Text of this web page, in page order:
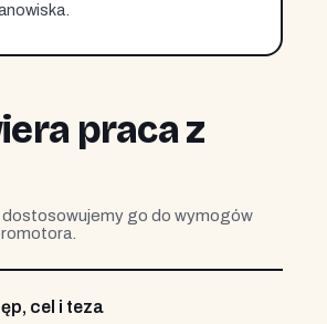
praca z
dostosowujemy go do wymogów
cel i teza